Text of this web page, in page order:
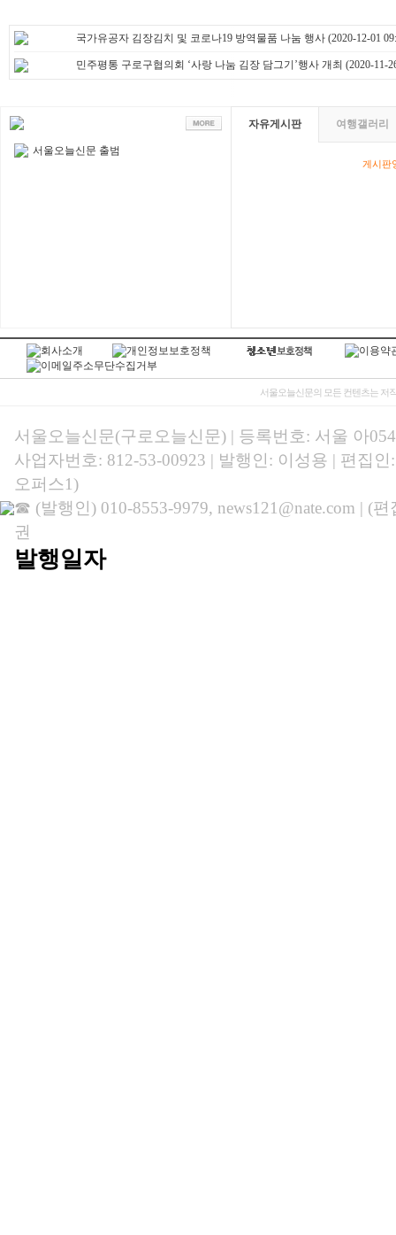
국가유공자 김장김치 및 코로나19 방역물품 나눔 행사 (2020-12-01
민주평통 구로구협의회 ‘사랑 나눔 김장 담그기’행사 개최 (2020-11-
서울오늘신문 출범
자유게시판 여행갤러리
게시판
서울오늘신문의 모든 컨텐츠는 저
서울오늘신문(구로오늘신문) | 등록번호: 서울 아
사업자번호: 812-53-00923 | 발행인: 이성용 | 편집
오퍼스1)
☎ (발행인) 010-8553-9979, news121@nate.com | (
권
발행일자